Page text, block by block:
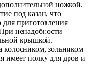
ножкой.
под казан, что
для приготовления
ненадобности
крышкой.
колосником, зольником
имеет полку для дров и